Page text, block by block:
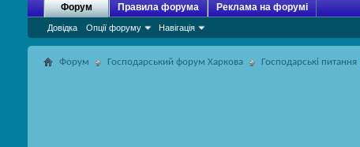
Форум
Довідка Опції форуму Навігація
Правила форума Реклама на форумі
Форум Господарський форум Харкова Господарські питання